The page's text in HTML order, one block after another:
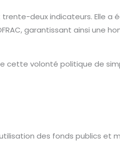
deux indicateurs. Elle a
garantissant ainsi une
cette volonté politique de
des fonds publics et